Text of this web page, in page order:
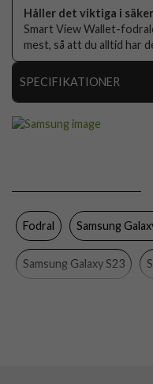
Håller det viktiga i
Smart View Wallet-
mest, så att du alltid har
SPECIFIKATIONER
Färg
Fodral Samsung
Samsung Galaxy S23